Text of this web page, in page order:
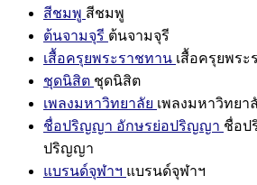
สีชมพู สีชมพู
ต้นจามจุรี ต้นจามจุรี
เสื้อครุยพระราชทาน เสื้อครุยพร
ชุดนิสิต ชุดนิสิต
เพลงมหาวิทยาลัย เพลงมหาวิทยา
ชื่อปริญญา อักษรย่อปริญญา ชื่อป
ปริญญา
แบรนด์จุฬาฯ แบรนด์จุฬาฯ